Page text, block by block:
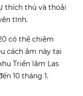
thích thú và thoải
tĩnh.
có thể chiêm
cách âm này tại
Triển lãm Las
10 tháng 1.